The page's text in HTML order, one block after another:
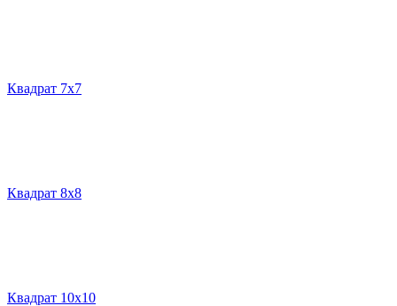
Квадрат 7х7
Квадрат 8х8
Квадрат 10х10